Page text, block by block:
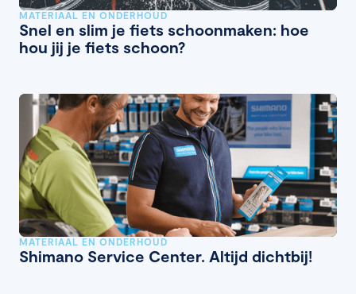
MATERIAAL EN ONDERHOUD
Snel en slim je fiets schoonmaken: hoe
hou jij je fiets schoon?
MATERIAAL EN ONDERHOUD
Shimano Service Center. Altijd dichtbij!